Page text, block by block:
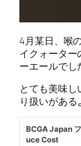
4月某日、喉
イクォーター
ーエールでし
とても美味
り扱いがある